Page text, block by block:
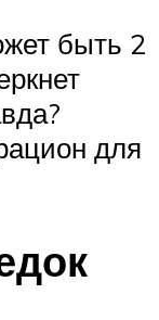
быть 2
для